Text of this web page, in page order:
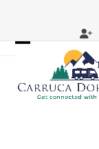
mobile
menu
mobile
menu